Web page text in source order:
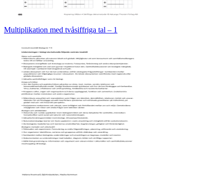
Multiplikation med tvåsiffriga tal – 1